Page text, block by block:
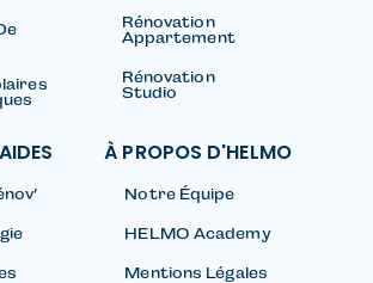
Rénovation
Appartement
Rénovation
Studio
À PROPOS D'HELMO
Notre Équipe
HELMO Academy
Mentions Légales